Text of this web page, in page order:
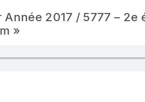
2017 / 5777 – 2e
»